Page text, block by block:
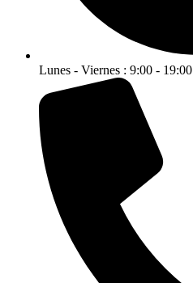
Lunes - Viernes : 9:00 - 19:00